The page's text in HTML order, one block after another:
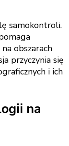
samokontroli.
obszarach
przyczynia się
i ich
na